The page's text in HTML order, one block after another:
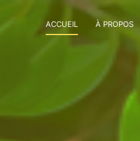
ACCUEIL À PROPOS